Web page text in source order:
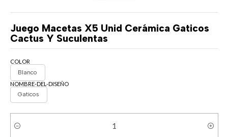
Juego Macetas X5 Unid Cerámica Gaticos
Cactus Y Suculentas
COLOR
Blanco
NOMBRE-DEL-DISEÑO
Gaticos
Cantidad